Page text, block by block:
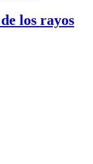
los rayos